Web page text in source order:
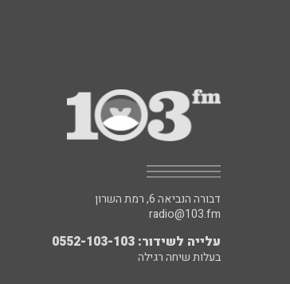
דבורה הנביאה 6, רמת השרון
radio@103.fm
עלייה לשידור: 0552-103-103
בעלות שיחה רגילה